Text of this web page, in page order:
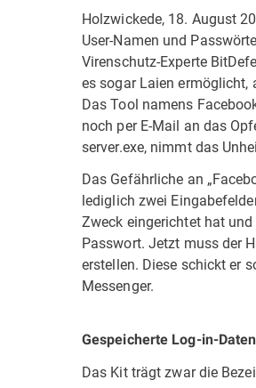
Holzwickede, 18. August
User-Namen und
Virenschutz-Experte
es sogar Laien ermöglicht,
Das Tool namens
noch per E-Mail an das
server.exe, nimmt das
Das Gefährliche an
lediglich zwei
Zweck eingerichtet hat
Passwort. Jetzt muss der
erstellen. Diese schickt er
Messenger.
Gespeicherte Log-in-
Das Kit trägt zwar die